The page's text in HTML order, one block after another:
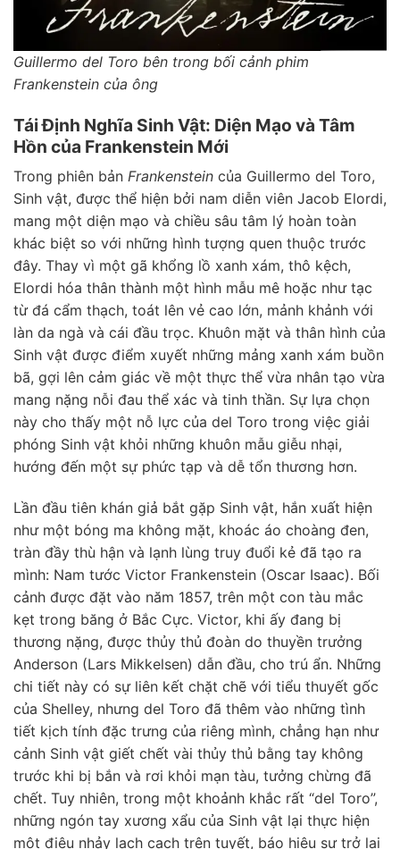
Guillermo del Toro bên trong bối cảnh phim
Frankenstein của ông
Tái Định Nghĩa Sinh Vật: Diện Mạo và Tâm
Hồn của Frankenstein Mới
Trong phiên bản Frankenstein của Guillermo del Toro,
Sinh vật, được thể hiện bởi nam diễn viên Jacob Elordi,
mang một diện mạo và chiều sâu tâm lý hoàn toàn
khác biệt so với những hình tượng quen thuộc trước
đây. Thay vì một gã khổng lồ xanh xám, thô kệch,
Elordi hóa thân thành một hình mẫu mê hoặc như tạc
từ đá cẩm thạch, toát lên vẻ cao lớn, mảnh khảnh với
làn da ngà và cái đầu trọc. Khuôn mặt và thân hình của
Sinh vật được điểm xuyết những mảng xanh xám buồn
bã, gợi lên cảm giác về một thực thể vừa nhân tạo vừa
mang nặng nỗi đau thể xác và tinh thần. Sự lựa chọn
này cho thấy một nỗ lực của del Toro trong việc giải
phóng Sinh vật khỏi những khuôn mẫu giễu nhại,
hướng đến một sự phức tạp và dễ tổn thương hơn.
Lần đầu tiên khán giả bắt gặp Sinh vật, hắn xuất hiện
như một bóng ma không mặt, khoác áo choàng đen,
tràn đầy thù hận và lạnh lùng truy đuổi kẻ đã tạo ra
mình: Nam tước Victor Frankenstein (Oscar Isaac). Bối
cảnh được đặt vào năm 1857, trên một con tàu mắc
kẹt trong băng ở Bắc Cực. Victor, khi ấy đang bị
thương nặng, được thủy thủ đoàn do thuyền trưởng
Anderson (Lars Mikkelsen) dẫn đầu, cho trú ẩn. Những
chi tiết này có sự liên kết chặt chẽ với tiểu thuyết gốc
của Shelley, nhưng del Toro đã thêm vào những tình
tiết kịch tính đặc trưng của riêng mình, chẳng hạn như
cảnh Sinh vật giết chết vài thủy thủ bằng tay không
trước khi bị bắn và rơi khỏi mạn tàu, tưởng chừng đã
chết. Tuy nhiên, trong một khoảnh khắc rất “del Toro”,
những ngón tay xương xẩu của Sinh vật lại thực hiện
một điệu nhảy lạch cạch trên tuyết, báo hiệu sự trở lại